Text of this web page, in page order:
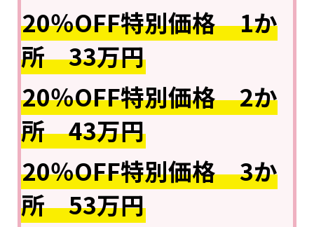
20％OFF特別価格 1か
所 33万円
20％OFF特別価格 2か
所 43万円
20％OFF特別価格 3か
所 53万円